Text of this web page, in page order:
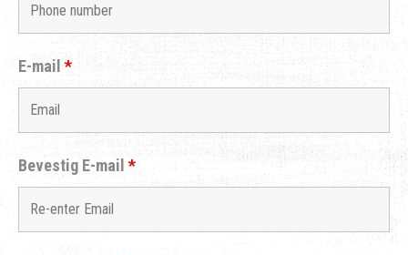
E-mail*
Bevestig E-mail *